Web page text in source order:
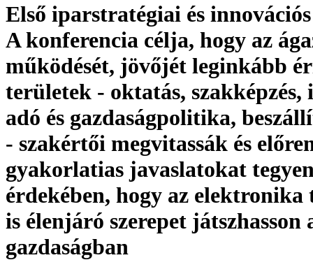
Első iparstratégiai és innovációs
A konferencia célja, hogy az
működését, jövőjét leginkább
területek - oktatás, szakképzés,
adó és gazdaságpolitika,
- szakértői megvitassák és
gyakorlatias javaslatokat
érdekében, hogy az elektronika
is élenjáró szerepet játszhasson
gazdaságban